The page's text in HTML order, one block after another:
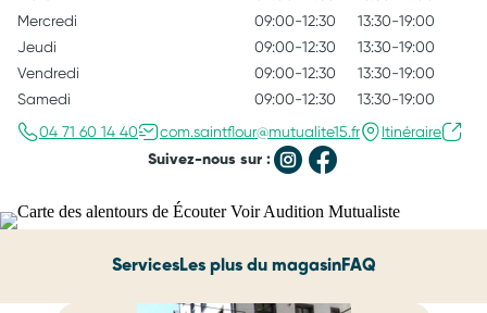
Mercredi
09:00-12:30
13:30-19:00
Jeudi
09:00-12:30
13:30-19:00
Vendredi
09:00-12:30
13:30-19:00
Samedi
09:00-12:30
13:30-19:00
04 71 60 14 40
com.saintflour@mutualite15.fr Itinéraire
Suivez-nous sur :
ServicesLes plus du magasinFAQ